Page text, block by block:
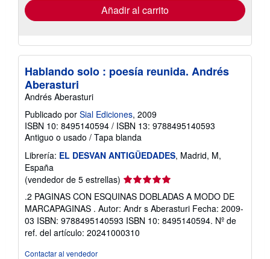
envío
Añadir al carrito
Hablando solo : poesía reunida. Andrés
Aberasturi
Andrés Aberasturi
Publicado por Sial Ediciones, 2009
ISBN 10: 8495140594 / ISBN 13: 9788495140593
Antiguo o usado / Tapa blanda
Librería: EL DESVAN ANTIGÜEDADES, Madrid, M,
España
(vendedor de 5 estrellas) Calificación
del
vendedor:
5
de
5
.2 PAGINAS CON ESQUINAS DOBLADAS A MODO DE
MARCAPAGINAS . Autor: Andr s Aberasturi Fecha: 2009-
03 ISBN: 9788495140593 ISBN 10: 8495140594. Nº de
ref. del artículo: 20241000310
Contactar al vendedor